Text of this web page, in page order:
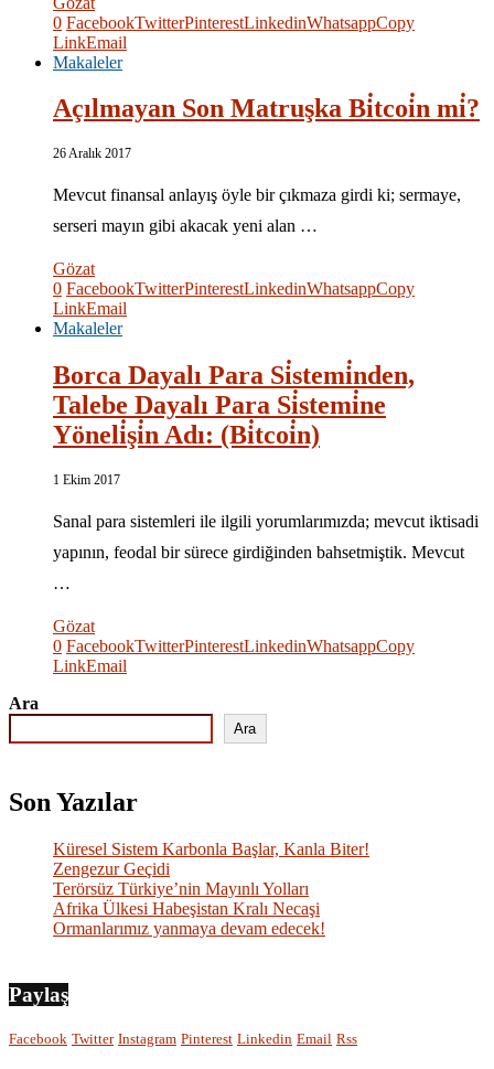
0 FacebookTwitterPinterestLinkedinWhatsappCopy
LinkEmail
Makaleler
Açılmayan Son Matruşka Bi̇tcoi̇n mi̇?
26 Aralık 2017
Mevcut finansal anlayış öyle bir çıkmaza girdi ki; sermaye,
serseri mayın gibi akacak yeni alan …
Gözat
0 FacebookTwitterPinterestLinkedinWhatsappCopy
LinkEmail
Makaleler
Borca Dayalı Para Si̇stemi̇nden,
Talebe Dayalı Para Si̇stemi̇ne
Yöneli̇şi̇n Adı: (Bi̇tcoi̇n)
1 Ekim 2017
Sanal para sistemleri ile ilgili yorumlarımızda; mevcut iktisadi
yapının, feodal bir sürece girdiğinden bahsetmiştik. Mevcut
…
Gözat
0 FacebookTwitterPinterestLinkedinWhatsappCopy
LinkEmail
Ara
Ara
Son Yazılar
Küresel Sistem Karbonla Başlar, Kanla Biter!
Zengezur Geçidi
Terörsüz Türkiye’nin Mayınlı Yolları
Afrika Ülkesi Habeşistan Kralı Necaşi
Ormanlarımız yanmaya devam edecek!
Paylaş
Facebook Twitter Instagram Pinterest Linkedin Email Rss